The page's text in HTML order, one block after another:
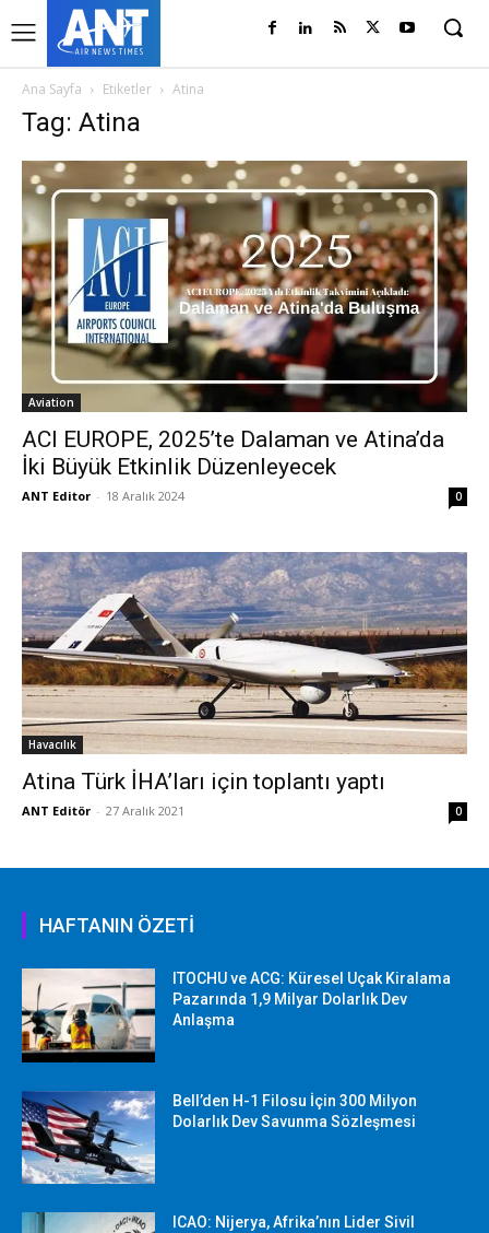
Ana Sayfa Etiketler Atina
Tag: Atina
Aviation
ACI EUROPE, 2025’te Dalaman ve Atina’da
İki Büyük Etkinlik Düzenleyecek
ANT Editor - 18 Aralık 2024 0
Havacılık
Atina Türk İHA’ları için toplantı yaptı
ANT Editör - 27 Aralık 2021 0
HAFTANIN ÖZETİ
ITOCHU ve ACG: Küresel Uçak Kiralama
Pazarında 1,9 Milyar Dolarlık Dev
Anlaşma
Bell’den H-1 Filosu İçin 300 Milyon
Dolarlık Dev Savunma Sözleşmesi
ICAO: Nijerya, Afrika’nın Lider Sivil